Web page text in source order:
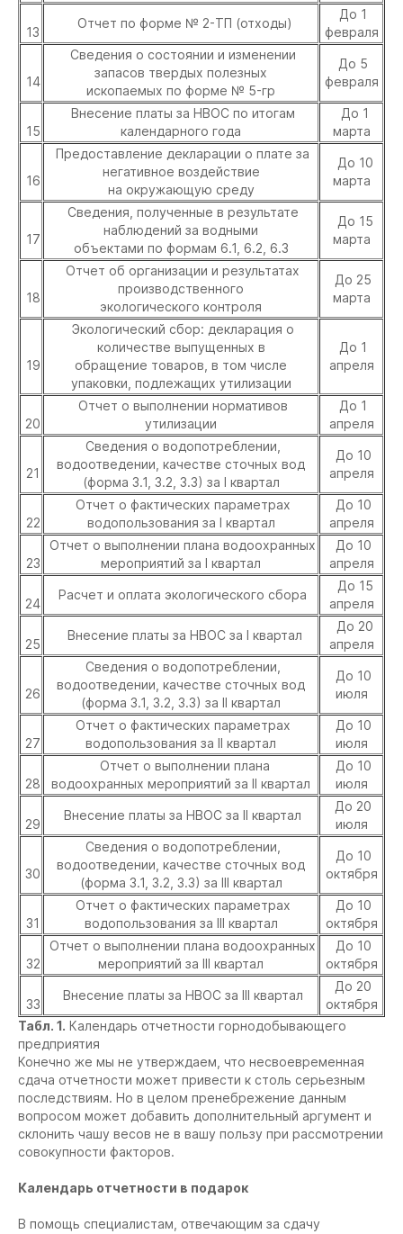
13
Отчет по форме № 2-ТП (отходы)
До 1
февраля
14
Сведения о состоянии и изменении
запасов твердых полезных
ископаемых по форме № 5-гр
До 5
февраля
15
Внесение платы за НВОС по итогам
календарного года
До 1
марта
16
Предоставление декларации о плате за
негативное воздействие
на окружающую среду
До 10
марта
17
Сведения, полученные в результате
наблюдений за водными
объектами по формам 6.1, 6.2, 6.3
До 15
марта
18
Отчет об организации и результатах
производственного
экологического контроля
До 25
марта
19
Экологический сбор: декларация о
количестве выпущенных в
обращение товаров, в том числе
упаковки, подлежащих утилизации
До 1
апреля
20
Отчет о выполнении нормативов
утилизации
До 1
апреля
21
Сведения о водопотреблении,
водоотведении, качестве сточных вод
(форма 3.1, 3.2, 3.3) за I квартал
До 10
апреля
22
Отчет о фактических параметрах
водопользования за I квартал
До 10
апреля
23
Отчет о выполнении плана водоохранных
мероприятий за I квартал
До 10
апреля
24
Расчет и оплата экологического сбора
До 15
апреля
25
Внесение платы за НВОС за I квартал
До 20
апреля
26
Сведения о водопотреблении,
водоотведении, качестве сточных вод
(форма 3.1, 3.2, 3.3) за II квартал
До 10
июля
27
Отчет о фактических параметрах
водопользования за II квартал
До 10
июля
28
Отчет о выполнении плана
водоохранных мероприятий за II квартал
До 10
июля
29
Внесение платы за НВОС за II квартал
До 20
июля
30
Сведения о водопотреблении,
водоотведении, качестве сточных вод
(форма 3.1, 3.2, 3.3) за III квартал
До 10
октября
31
Отчет о фактических параметрах
водопользования за III квартал
До 10
октября
32
Отчет о выполнении плана водоохранных
мероприятий за III квартал
До 10
октября
33
Внесение платы за НВОС за III квартал
До 20
октября
Табл. 1. Календарь отчетности горнодобывающего
предприятия
Конечно же мы не утверждаем, что несвоевременная
сдача отчетности может привести к столь серьезным
последствиям. Но в целом пренебрежение данным
вопросом может добавить дополнительный аргумент и
склонить чашу весов не в вашу пользу при рассмотрении
совокупности факторов.
Календарь отчетности в подарок
В помощь специалистам, отвечающим за сдачу